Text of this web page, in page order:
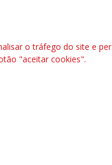
- Trabalhadores(as) na
o tráfego do site e
"aceitar cookies".